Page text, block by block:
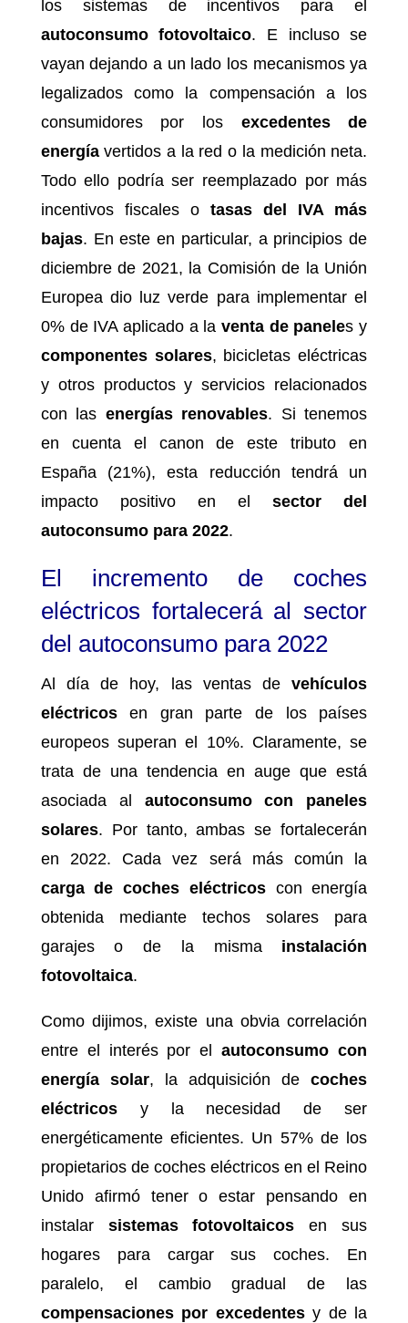
los sistemas de incentivos para el
autoconsumo fotovoltaico. E incluso se
vayan dejando a un lado los mecanismos ya
legalizados como la compensación a los
consumidores por los excedentes de
energíavertidos a la red o la medición neta.
Todo ello podría ser reemplazado por más
incentivos fiscales o tasas del IVA más
bajas. En este en particular, a principios de
diciembre de 2021, la Comisión de la Unión
Europea dio luz verde para implementar el
0% de IVA aplicado a laventa de paneles y
componentes solares, bicicletas eléctricas
y otros productos y servicios relacionados
con las energías renovables. Si tenemos
en cuenta el canon de este tributo en
España (21%), esta reducción tendrá un
impacto positivo en elsector del
autoconsumo para 2022.
El incremento de coches
eléctricos fortalecerá al sector
del autoconsumo para 2022
Al día de hoy, las ventas devehículos
eléctricosen gran parte de los países
europeos superan el 10%. Claramente, se
trata de una tendencia en auge que está
asociada al
autoconsumo con paneles
solares. Por tanto, ambas se fortalecerán
en 2022. Cada vez será más común la
carga de coches eléctricoscon energía
obtenida mediante techos solares para
garajes o de la misma instalación
fotovoltaica.
Como dijimos, existe una obvia correlación
entre el interés por elautoconsumo con
energía solar, la adquisición decoches
eléctricosy la necesidad de ser
energéticamente eficientes. Un 57% de los
propietarios de coches eléctricos en el Reino
Unido afirmó tener o estar pensando en
instalarsistemas fotovoltaicos en sus
hogares para cargar sus coches. En
paralelo, el cambio gradual de las
compensaciones por excedentesy de la